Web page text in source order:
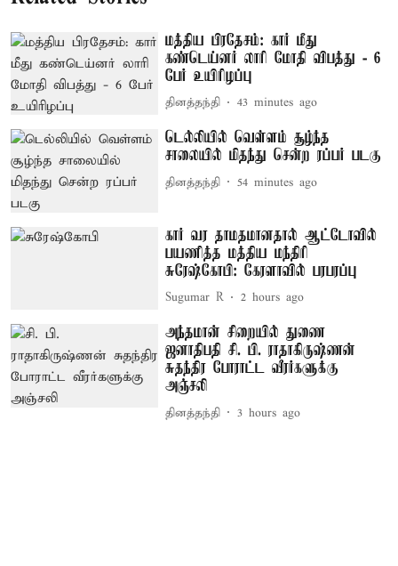
மத்திய பிரதேசம்: கார் மீது
கண்டெய்னர் லாரி மோதி விபத்து - 6
பேர் உயிரிழப்பு
தினத்தந்தி 43 minutes ago
டெல்லியில் வெள்ளம் சூழ்ந்த
சாலையில் மிதந்து சென்ற ரப்பர் படகு
தினத்தந்தி 54 minutes ago
கார் வர தாமதமானதால் ஆட்டோவில்
பயணித்த மத்திய மந்திரி
சுரேஷ்கோபி: கேரளாவில் பரபரப்பு
Sugumar R 2 hours ago
அந்தமான் சிறையில் துணை
ஜனாதிபதி சி. பி. ராதாகிருஷ்ணன்
சுதந்திர போராட்ட வீரர்களுக்கு
அஞ்சலி
தினத்தந்தி 3 hours ago